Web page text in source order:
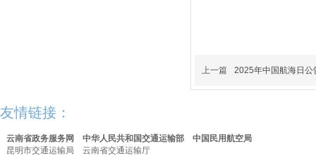
上一篇 2025年中国航海日公
友情链接：
云南省政务服务网 中华人民共和国交通运输部
中国民用航空局
昆明市交通运输局
云南省交通运输厅